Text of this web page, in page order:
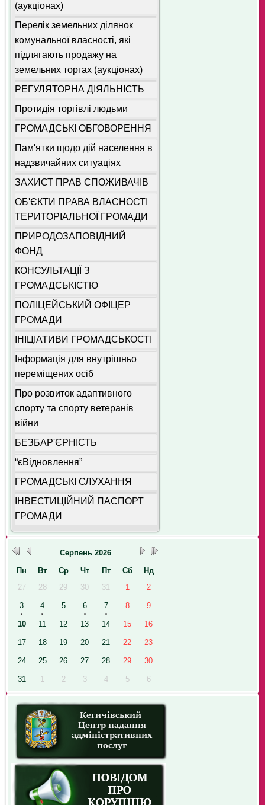
(аукціонах)
Перелік земельних ділянок
комунальної власності, які
підлягають продажу на
земельних торгах (аукціонах)
РЕГУЛЯТОРНА ДІЯЛЬНІСТЬ
Протидія торгівлі людьми
ГРОМАДСЬКІ ОБГОВОРЕННЯ
Пам'ятки щодо дій населення в
надзвичайних ситуаціях
ЗАХИСТ ПРАВ СПОЖИВАЧІВ
ОБ'ЄКТИ ПРАВА ВЛАСНОСТІ
ТЕРИТОРІАЛЬНОЇ ГРОМАДИ
ПРИРОДОЗАПОВІДНИЙ
ФОНД
КОНСУЛЬТАЦІЇ З
ГРОМАДСЬКІСТЮ
ПОЛІЦЕЙСЬКИЙ ОФІЦЕР
ГРОМАДИ
ІНІЦІАТИВИ ГРОМАДСЬКОСТІ
Інформація для внутрішньо
переміщених осіб
Про розвиток адаптивного
спорту та спорту ветеранів
війни
БЕЗБАР'ЄРНІСТЬ
“єВідновлення”
ГРОМАДСЬКІ СЛУХАННЯ
ІНВЕСТИЦІЙНИЙ ПАСПОРТ
ГРОМАДИ
Серпень 2026
Пн
Вт Ср Чт Пт Сб
Нд
27
28 29 30 31 1 2
3 4 5 6 7 8 9
10 11 12 13 14 15 16
17 18 19 20 21 22 23
24 25 26 27 28 29 30
31 1 2 3 4 5 6